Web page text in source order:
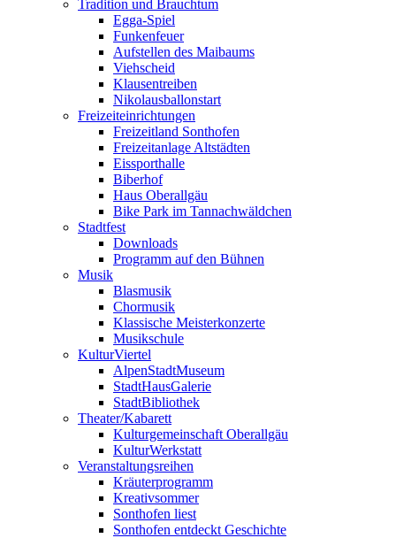
Tradition und Brauchtum
Egga-Spiel
Funkenfeuer
Aufstellen des Maibaums
Viehscheid
Klausentreiben
Nikolausballonstart
Freizeiteinrichtungen
Freizeitland Sonthofen
Freizeitanlage Altstädten
Eissporthalle
Biberhof
Haus Oberallgäu
Bike Park im Tannachwäldchen
Stadtfest
Downloads
Programm auf den Bühnen
Musik
Blasmusik
Chormusik
Klassische Meisterkonzerte
Musikschule
KulturViertel
AlpenStadtMuseum
StadtHausGalerie
StadtBibliothek
Theater/Kabarett
Kulturgemeinschaft Oberallgäu
KulturWerkstatt
Veranstaltungsreihen
Kräuterprogramm
Kreativsommer
Sonthofen liest
Sonthofen entdeckt Geschichte